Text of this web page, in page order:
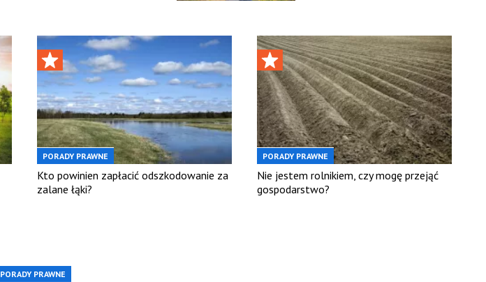
PORADY PRAWNE
Kto powinien zapłacić odszkodowanie za
zalane łąki?
PORADY PRAWNE
Nie jestem rolnikiem, czy mogę przejąć
gospodarstwo?
PORADY PRAWNE